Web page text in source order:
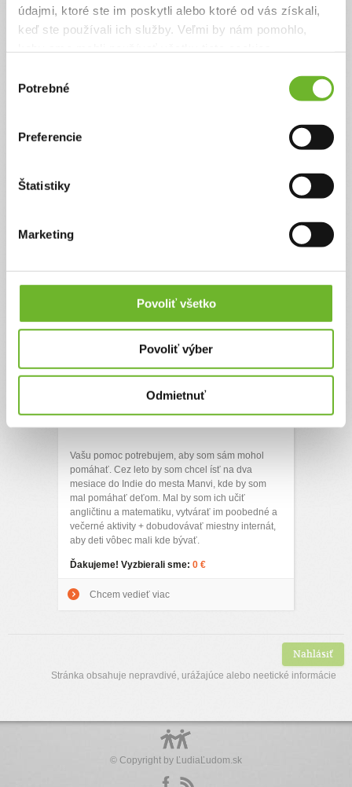
údajmi, ktoré ste im poskytli alebo ktoré od vás získali,
keď ste používali ich služby. Veľmi by nám pomohlo,
súhlasu
Potrebné
Preferencie
Štatistiky
Marketing
Povoliť všetko
Povoliť výber
Odmietnuť
chystám cez leto do Indie do oblasti Manvi, kde
decká a samozrejme sa s nimi hrať a tvoriť im
Pomoc v Indii
Vašu pomoc potrebujem, aby som sám mohol
pomáhať. Cez leto by som chcel ísť na dva
mesiace do Indie do mesta Manvi, kde by som
mal pomáhať deťom. Mal by som ich učiť
angličtinu a matematiku, vytvárať im poobedné a
večerné aktivity + dobudovávať miestny internát,
aby deti vôbec mali kde bývať.
Ďakujeme! Vyzbierali sme: 0 €
Chcem vedieť viac
Nahlásiť
Stránka obsahuje nepravdivé, urážajúce alebo neetické informácie
© Copyright by ĽudiaĽudom.sk